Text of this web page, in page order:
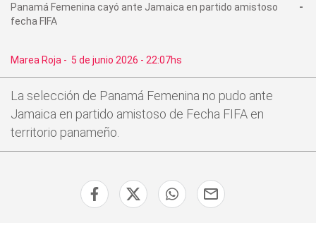
Panamá Femenina cayó ante Jamaica en partido amistoso
fecha FIFA
Marea Roja - 5 de junio 2026 - 22:07hs
La selección de Panamá Femenina no pudo ante
Jamaica en partido amistoso de Fecha FIFA en
territorio panameño.